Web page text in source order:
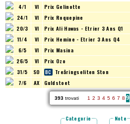
4/1
VI Prix Gelinotte
24/1
VI Prix Roquepine
20/3
VI Prix Ali Hawas - Etrier 3 Ans Q1
11/4
VI Prix Hemine - Etrier 3 Ans Q4
6/5
VI Prix Masina
26/5
VI Prix Ozo
31/5
SO Treåringseliten Ston
7/6
AX Guldstoet
393 trovati 1 2 3 4 5 6 7 8 9
Categorie
Note